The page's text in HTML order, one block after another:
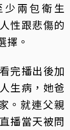
少兩包衛生
性跟悲傷的
擇。
完播出後加
生病，她爸
。就連父親
播當天被問